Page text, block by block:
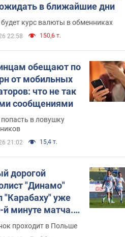
в ближайшие дни
курс валюты в обменниках
22:58 150,6 т.
обещают по
от мобильных
что не так
сообщениями
попасть в ловушку
21:02 15,4 т.
дорогой
"Динамо"
"Карабаху" уже
й минуте матча.
проходит в Польше